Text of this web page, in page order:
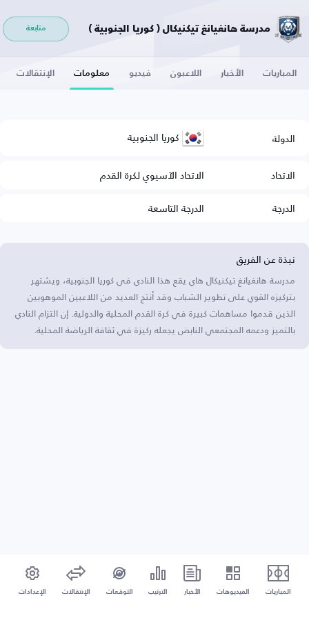
مدرسة هانغيانغ تيكنيكال ( كوريا الجنوبية ) متابعة
المباريات الأخبار اللاعبون فيديو معلومات الإنتقالات
الدولة كوريا الجنوبية
الاتحاد
الاتحاد الآسيوي لكرة القدم
الدرجة
الدرجة التاسعة
نبذة عن الفريق
مدرسة هانغيانغ تيكنيكال هاي يقع هذا النادي في كوريا الجنوبية، ويشتهر
بتركيزه القوي على تطوير الشباب وقد أنتج العديد من اللاعبين الموهوبين
الذين قدموا مساهمات كبيرة في كرة القدم المحلية والدولية. إن التزام النادي
بالتميز ودعمه المجتمعي النابض يجعله ركيزة في ثقافة الرياضة المحلية.
المباريات الفيديوهات الأخبار الترتيب التوقعات الإنتقالات الإعدادات